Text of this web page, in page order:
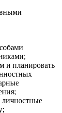
и планировать
личностные